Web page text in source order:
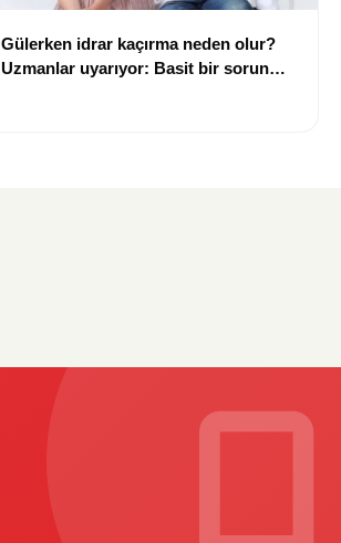
Gülerken idrar kaçırma neden olur?
Uzmanlar uyarıyor: Basit bir sorun